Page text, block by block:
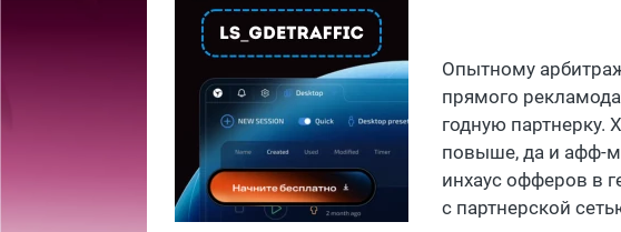
Опытному
прямого
годную партнерку.
повыше, да и афф-
инхаус офферов в
с партнерской